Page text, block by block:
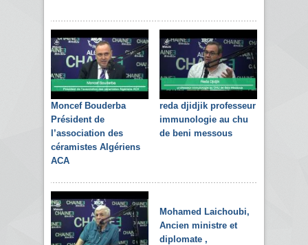
Moncef Bouderba
Président de
l’association des
céramistes Algériens
ACA
reda djidjik professeur
immunologie au chu
de beni messous
Mohamed Laichoubi,
Ancien ministre et
diplomate ,